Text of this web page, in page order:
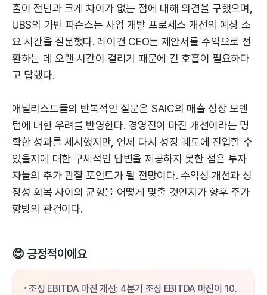
출이 전년과 크게 차이가 없는 점에 대해 의견을 구했으며,
UBS의 가빈 파슨스는 사업 개발 프로세스 개선의 예상 소
요 시간을 질문했다. 레이건 CEO는 제안서를 수익으로 전
환하는 데 오랜 시간이 걸리기 때문에 긴 호흡이 필요하다
고 답했다.
애널리스트들의 반복적인 질문은 SAIC의 매출 성장 모멘
텀에 대한 우려를 반영한다. 경영진이 마진 개선이라는 명
확한 성과를 제시했지만, 언제 다시 성장 궤도에 진입할 수
있을지에 대한 구체적인 답변을 제공하지 못한 점은 투자
자들의 추가 관찰 포인트가 될 전망이다. 수익성 개선과 성
장성 회복 사이의 균형을 어떻게 맞출 것인지가 향후 주가
향방의 관건이다.
😊 긍정적이에요
조정 EBITDA 마진 개선: 4분기 조정 EBITDA 마진이 10.